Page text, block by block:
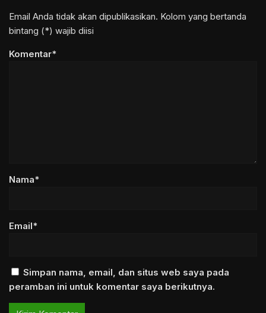
Email Anda tidak akan dipublikasikan. Kolom yang bertanda
bintang (*) wajib diisi
Komentar*
Nama*
Email*
Simpan nama, email, dan situs web saya pada
peramban ini untuk komentar saya berikutnya.